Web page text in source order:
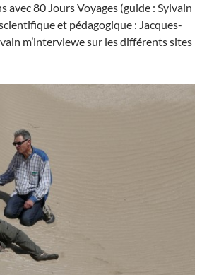
avec 80 Jours Voyages (guide : Sylvain
et pédagogique : Jacques-
m’interviewe sur les différents sites